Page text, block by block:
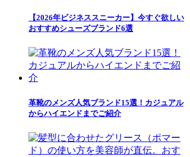
【2026年ビジネススニーカー】今すぐ欲しい
おすすめシューズブランド6選
革靴のメンズ人気ブランド15選！カジュアル
からハイエンドまでご紹介